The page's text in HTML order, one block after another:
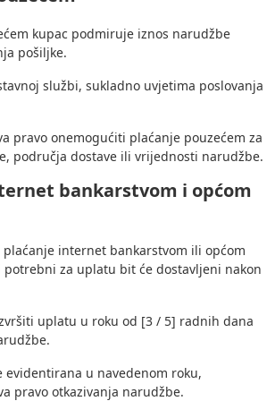
kupac podmiruje iznos narudžbe
pošiljke.
službi, sukladno uvjetima poslovanja
pravo onemogućiti plaćanje pouzećem za
područja dostave ili vrijednosti narudžbe.
bankarstvom i općom
plaćanje internet bankarstvom ili općom
za uplatu bit će dostavljeni nakon
uplatu u roku od [3 / 5] radnih dana
evidentirana u navedenom roku,
pravo otkazivanja narudžbe.